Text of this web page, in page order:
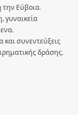
την Εύβοια.
γυναικεία
και συνεντεύξεις
δράσης.